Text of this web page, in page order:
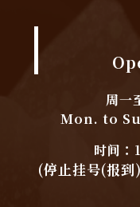
周一
Mon. to
时间
(停止挂号(报